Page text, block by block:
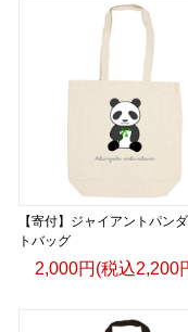
【寄付】ジャイアントパン
トバッグ
2,000円(税込2,200